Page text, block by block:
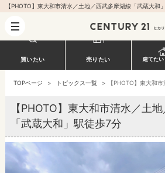
買いたい 売りたい 建てた
TOPページ > トピックス一覧 > 【PHOTO】東大和
【PHOTO】東大和市清水／土
「武蔵大和」駅徒歩7分